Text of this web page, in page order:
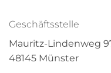
Geschäftsstelle
Mauritz-Lindenweg
48145 Münster